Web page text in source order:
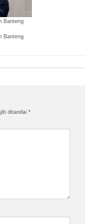
Banteng
Banteng
ditandai *